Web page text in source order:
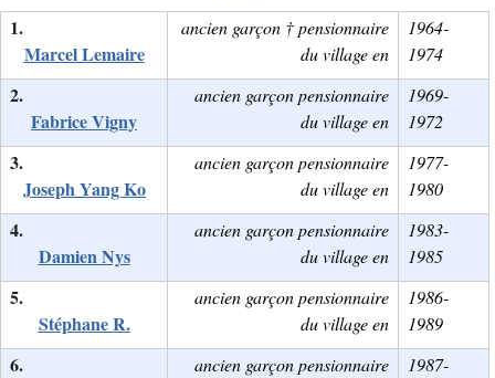
Marcel Lemaire
ancien garçon † pensionnaire
du village en
1964-
1974
Fabrice Vigny
ancien garçon pensionnaire
du village en
1969-
1972
Joseph Yang Ko
ancien garçon pensionnaire
du village en
1977-
1980
Damien Nys
ancien garçon pensionnaire
du village en
1983-
1985
Stéphane R.
ancien garçon pensionnaire
du village en
1986-
1989
ancien garçon pensionnaire
1987-